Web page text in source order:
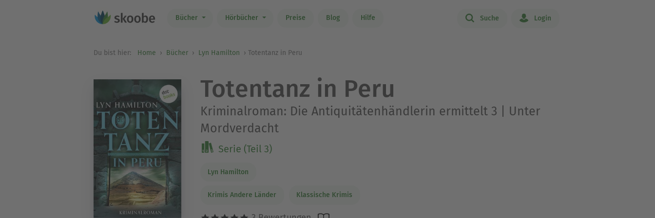
Bücher Hörbücher Preise Blog Hilfe Suche Login
Du bist hier: Home Bücher Lyn Hamilton Totentanz in Peru
Totentanz in Peru
Kriminalroman: Die Antiquitätenhändlerin ermittelt 3 | Unter
Mordverdacht
Serie (Teil 3)
Lyn Hamilton
Krimis Andere Länder Klassische Krimis